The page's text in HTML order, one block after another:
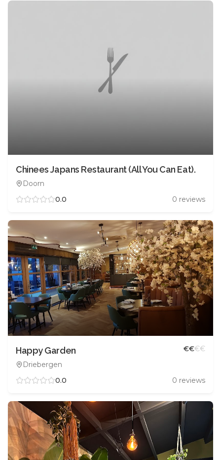
Chinees Japans Restaurant (All You Can Eat).
Doorn
0.0
0 reviews
Happy Garden
Driebergen
€€€€
0.0 0 reviews